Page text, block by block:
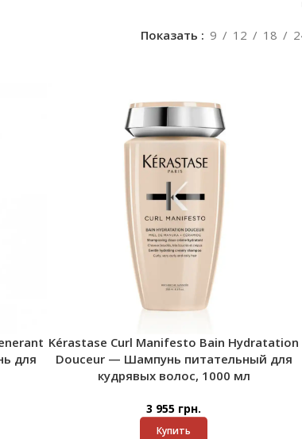
Показать 9 12 18
для
Kérastase Curl Manifesto Bain Hydratation
Douceur — Шампунь питательный для
кудрявых волос, 1000 мл
3 955 грн.
Купить